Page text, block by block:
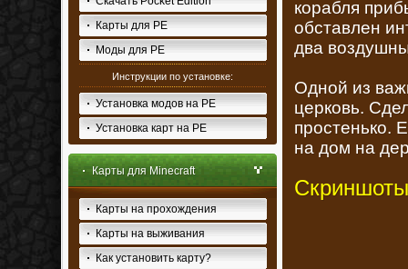
Карты для PE
Моды для PE
Инструкции по установке:
Установка модов на PE
Установка карт на PE
Карты для Minecraft
Карты на прохождения
Карты на выживания
Как установить карту?
корабля
обставлен
два
Одной из
церковь.
простенько.
на дом на